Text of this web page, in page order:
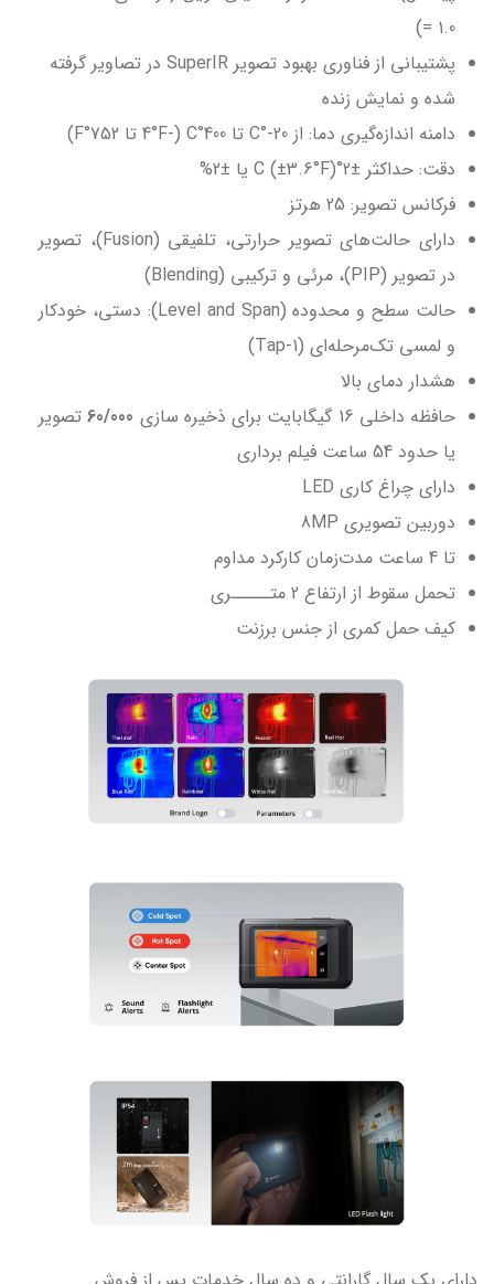
= 1.0)
پشتیبانی از فناوری بهبود تصویر SuperIR در تصاویر گرفته
شده و نمایش زنده
دامنه اندازه‌گیری دما: از 20-°C تا 400°C (-4°F تا 752°F)
دقت: حداکثر ±2°C (±3.6°F) یا ±2%
فرکانس تصویر: 25 هرتز
دارای حالت‌های تصویر حرارتی، تلفیقی (Fusion)، تصویر
در تصویر (PIP)، مرئی و ترکیبی (Blending)
حالت سطح و محدوده (Level and Span): دستی، خودکار
و لمسی تک‌مرحله‌ای (1-Tap)
هشدار دمای بالا
حافظه داخلی 16 گیگابایت برای ذخیره سازی
60/000 تصویر
یا حدود 54 ساعت فیلم برداری
دارای چراغ کاری LED
دوربین تصویری 8MP
تا 4 ساعت مدت‌زمان کارکرد مداوم
تحمل سقوط از ارتفاع 2 متـــــری
کیف حمل کمری از جنس برزنت